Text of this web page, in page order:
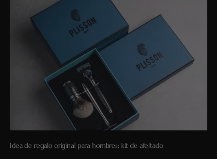
Idea de regalo original para hombres: kit de afeitado